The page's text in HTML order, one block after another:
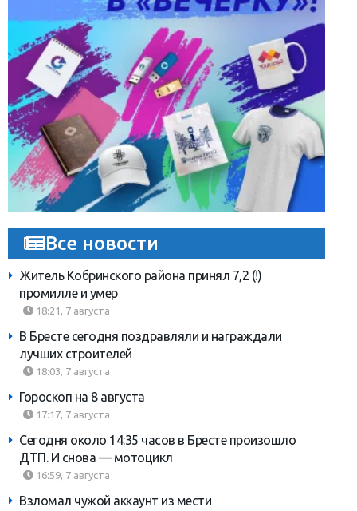
Все новости
Житель Кобринского района принял 7,2 (!)
промилле и умер
18:21, 7 августа
В Бресте сегодня поздравляли и награждали
лучших строителей
18:03, 7 августа
Гороскоп на 8 августа
17:17, 7 августа
Сегодня около 14:35 часов в Бресте произошло
ДТП. И снова — мотоцикл
16:59, 7 августа
Взломал чужой аккаунт из мести